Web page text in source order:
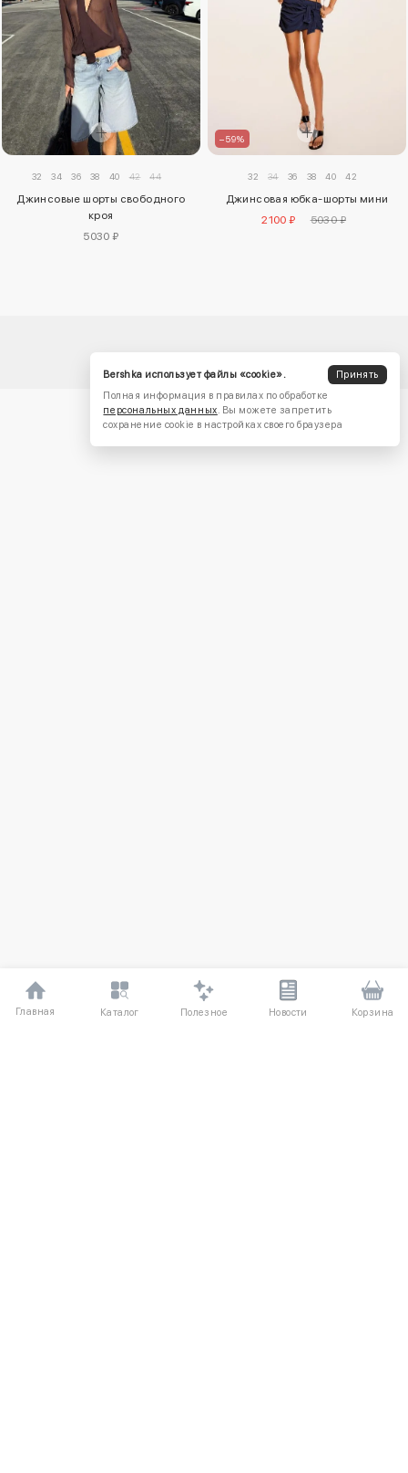
32 34 36 38 40 42 44
Джинсовые шорты свободного
кроя
5030 ₽
–59%
32 34 36 38 40 42
Джинсовая юбка-шорты мини
2100 ₽
5030 ₽
Главная Каталог Полезное Новости Корзина
Bershka использует файлы «cookie».
Принять
Полная информация в правилах по обработке
персональных данных. Вы можете запретить
сохранение cookie в настройках своего браузера